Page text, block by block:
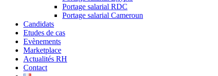
Portage salarial RDC
Portage salarial Cameroun
Candidats
Etudes de cas
Evènements
Marketplace
Actualités RH
Contact